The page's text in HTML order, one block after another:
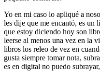
Yo en mi caso lo apliqué a
les dije que me encantó, es
que estoy diciendo hoy son
leerse al menos una vez en la
libros los releo de vez en
gusta siempre tomar nota,
es en digital no puedo